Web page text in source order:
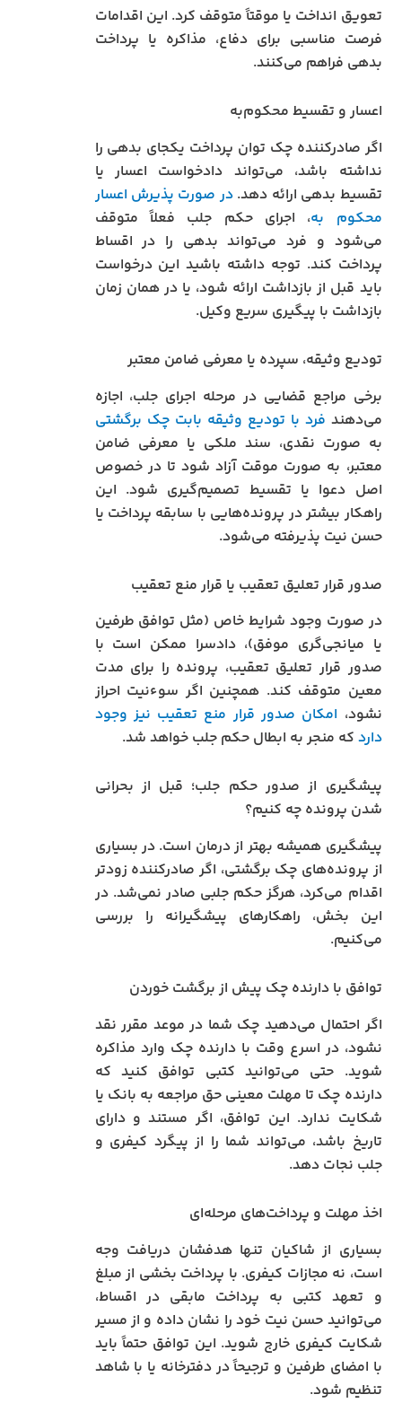
تعویق انداخت یا موقتاً متوقف کرد. این اقدامات
فرصت مناسبی برای دفاع، مذاکره یا پرداخت
بدهی فراهم می‌کنند.
اعسار و تقسیط محکوم‌به
اگر صادرکننده چک توان پرداخت یکجای بدهی را
نداشته باشد، می‌تواند دادخواست اعسار یا
تقسیط بدهی ارائه دهد.در صورت پذیرش اعسار
محکوم به، اجرای حکم جلب فعلاً متوقف
می‌شود و فرد می‌تواند بدهی را در اقساط
پرداخت کند. توجه داشته باشید این درخواست
باید قبل از بازداشت ارائه شود، یا در همان زمان
بازداشت با پیگیری سریع وکیل.
تودیع وثیقه، سپرده یا معرفی ضامن معتبر
برخی مراجع قضایی در مرحله اجرای جلب، اجازه
می‌دهند فرد با تودیع وثیقه بابت چک برگشتی
به صورت نقدی، سند ملکی یا معرفی ضامن
معتبر، به صورت موقت آزاد شود تا در خصوص
اصل دعوا یا تقسیط تصمیم‌گیری شود. این
راهکار بیشتر در پرونده‌هایی با سابقه پرداخت یا
حسن نیت پذیرفته می‌شود.
صدور قرار تعلیق تعقیب یا قرار منع تعقیب
در صورت وجود شرایط خاص (مثل توافق طرفین
یا میانجی‌گری موفق)، دادسرا ممکن است با
صدور قرار تعلیق تعقیب، پرونده را برای مدت
معین متوقف کند. همچنین اگر سوءنیت احراز
نشود، امکان صدور قرار منع تعقیب نیز وجود
دارد که منجر به ابطال حکم جلب خواهد شد.
پیشگیری از صدور حکم جلب؛ قبل از بحرانی
شدن پرونده چه کنیم؟
پیشگیری همیشه بهتر از درمان است. در بسیاری
از پرونده‌های چک برگشتی، اگر صادرکننده زودتر
اقدام می‌کرد، هرگز حکم جلبی صادر نمی‌شد. در
این بخش، راهکارهای پیشگیرانه را بررسی
می‌کنیم.
توافق با دارنده چک پیش از برگشت خوردن
اگر احتمال می‌دهید چک شما در موعد مقرر نقد
نشود، در اسرع وقت با دارنده چک وارد مذاکره
شوید. حتی می‌توانید کتبی توافق کنید که
دارنده چک تا مهلت معینی حق مراجعه به بانک یا
شکایت ندارد. این توافق، اگر مستند و دارای
تاریخ باشد، می‌تواند شما را از پیگرد کیفری و
جلب نجات دهد.
اخذ مهلت و پرداخت‌های مرحله‌ای
بسیاری از شاکیان تنها هدفشان دریافت وجه
است، نه مجازات کیفری. با پرداخت بخشی از مبلغ
و تعهد کتبی به پرداخت مابقی در اقساط،
می‌توانید حسن نیت خود را نشان داده و از مسیر
شکایت کیفری خارج شوید. این توافق حتماً باید
با امضای طرفین و ترجیحاً در دفترخانه یا با شاهد
تنظیم شود.